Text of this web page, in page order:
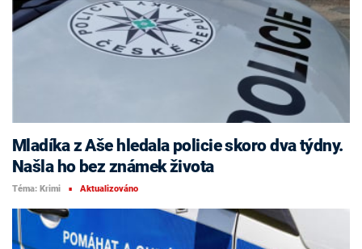
Mladíka z Aše hledala policie skoro dva týdny.
Našla ho bez známek života
Téma: Krimi ■ Aktualizováno